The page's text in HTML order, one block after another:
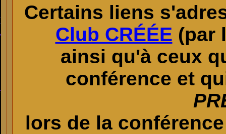
Certains liens
Club CRÉÉE (par
ainsi qu'à ceux
conférence et
lors de la